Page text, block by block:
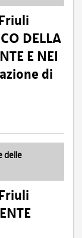
DELLA
E NEI
di
delle